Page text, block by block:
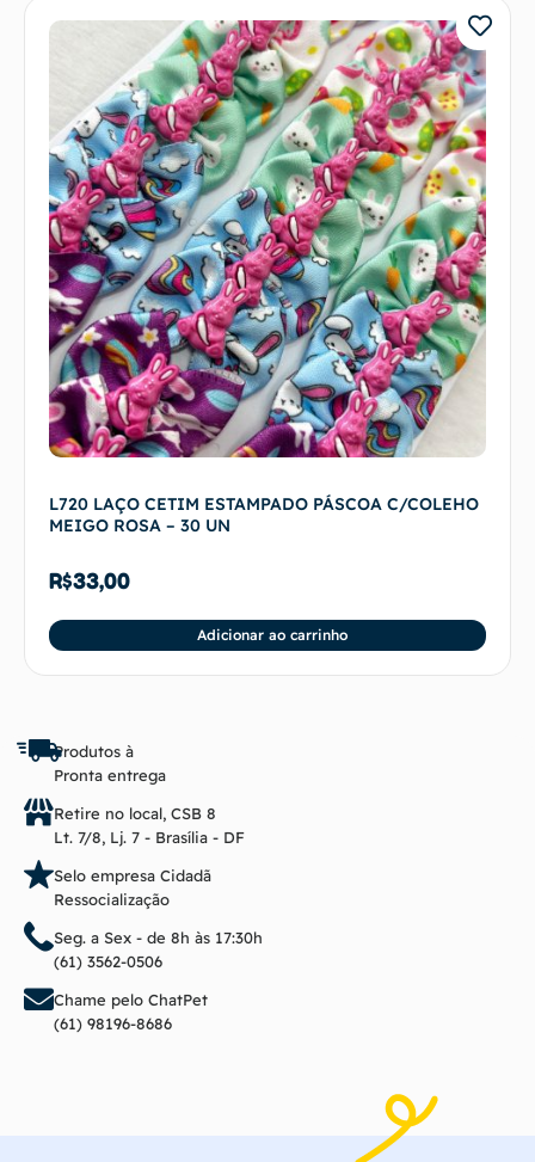
L720 LAÇO CETIM ESTAMPADO PÁSCOA C/COLEHO
MEIGO ROSA – 30 UN
R$33,00
Adicionar ao carrinho
Produtos à
Pronta entrega
Retire no local, CSB 8
Lt. 7/8, Lj. 7 - Brasília - DF
Selo empresa Cidadã
Ressocialização
Seg. a Sex - de 8h às 17:30h
(61) 3562-0506
Chame pelo ChatPet
(61) 98196-8686